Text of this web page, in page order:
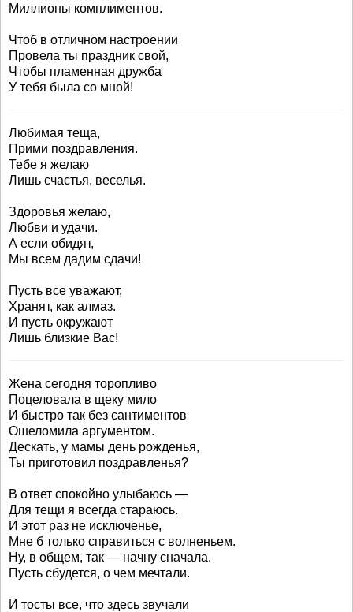
Миллионы комплиментов.
Чтоб в отличном настроении
Провела ты праздник свой,
Чтобы пламенная дружба
У тебя была со мной!
Любимая теща,
Прими поздравления.
Тебе я желаю
Лишь счастья, веселья.
Здоровья желаю,
Любви и удачи.
А если обидят,
Мы всем дадим сдачи!
Пусть все уважают,
Хранят, как алмаз.
И пусть окружают
Лишь близкие Вас!
Жена сегодня торопливо
Поцеловала в щеку мило
И быстро так без сантиментов
Ошеломила аргументом.
Дескать, у мамы день рожденья,
Ты приготовил поздравленья?
В ответ спокойно улыбаюсь —
Для тещи я всегда стараюсь.
И этот раз не исключенье,
Мне б только справиться с волненьем.
Ну, в общем, так — начну сначала.
Пусть сбудется, о чем мечтали.
И тосты все, что здесь звучали